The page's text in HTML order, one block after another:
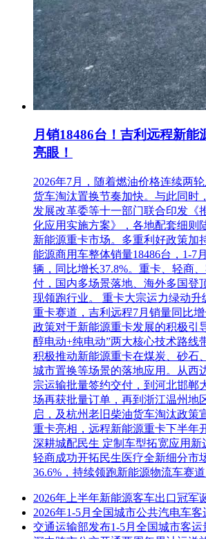
月销18486台！吉利远程新能
亮眼！
2026年7月，随着燃油价格连续两
货车淘汰置换节奏加快。与此同时
发展改革委等十一部门联合印发《
化应用实施方案》，各地配套细则
新能源重卡市场。多重利好政策加
能源商用车整体销量18486台，1-7
辆，同比增长37.8%。重卡、轻商
付，国内多场景落地、海外多国登
现领跑行业。 重卡大宗运力绿动升
重卡赛道，吉利远程7月销量同比
政策对于新能源重卡发展的积极引
醇电动+纯电动”两大核心技术路线
积极推动新能源重卡在煤炭、砂石
城市置换等场景的落地应用。从西
宗运输批量签约交付，到河北邯郸
场再获批量订单，再到浙江温州地
启，及杭州老旧柴油货车淘汰政策
重卡亮相，远程新能源重卡下半年
深耕城配民生 定制车型拓宽应用
轻商成功开拓民生医疗全新细分市
36.6%，持续领跑新能源物流车赛
2026年上半年新能源客车出口冠军
2026年1-5月全国城市公共汽电车
交通运输部发布1-5月全国城市客运